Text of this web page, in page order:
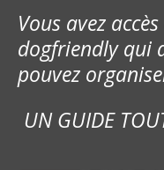
Vous avez
dogfriendly qui
pouvez
UN GUIDE